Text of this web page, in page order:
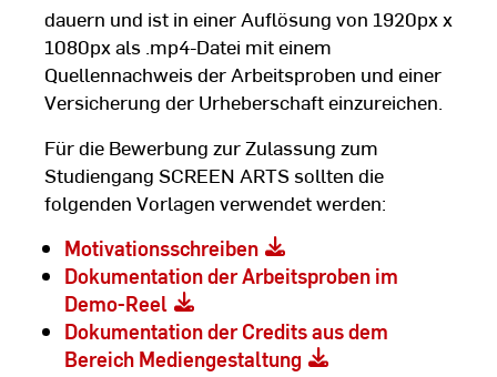
dauern und ist in einer Auflösung von 1920px x
1080px als .mp4-Datei mit einem
Quellennachweis der Arbeitsproben und einer
Versicherung der Urheberschaft einzureichen.
Für die Bewerbung zur Zulassung zum
Studiengang SCREEN ARTS sollten die
folgenden Vorlagen verwendet werden:
Motivationsschreiben
Dokumentation der Arbeitsproben im
Demo-Reel
Dokumentation der Credits aus dem
Bereich Mediengestaltung